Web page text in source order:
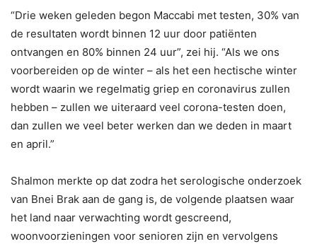
“Drie weken geleden begon Maccabi met testen, 30% van
de resultaten wordt binnen 12 uur door patiënten
ontvangen en 80% binnen 24 uur”, zei hij. “Als we ons
voorbereiden op de winter – als het een hectische winter
wordt waarin we regelmatig griep en coronavirus zullen
hebben – zullen we uiteraard veel corona-testen doen,
dan zullen we veel beter werken dan we deden in maart
en april.”
Shalmon merkte op dat zodra het serologische onderzoek
van Bnei Brak aan de gang is, de volgende plaatsen waar
het land naar verwachting wordt gescreend,
woonvoorzieningen voor senioren zijn en vervolgens